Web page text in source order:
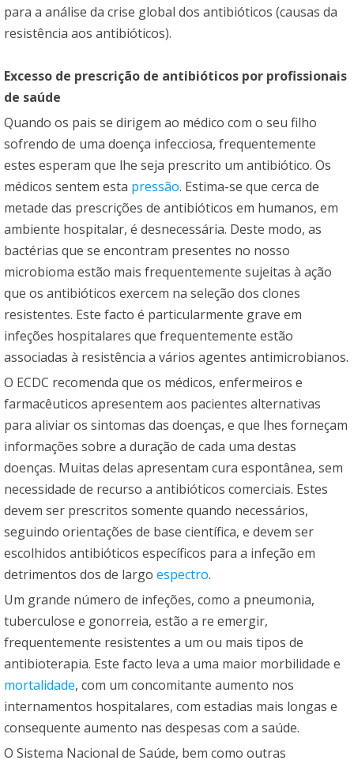
para a análise da crise global dos antibióticos (causas da
resistência aos antibióticos).
Excesso de prescrição de antibióticos por profissionais
de saúde
Quando os pais se dirigem ao médico com o seu filho
sofrendo de uma doença infecciosa, frequentemente
estes esperam que lhe seja prescrito um antibiótico. Os
médicos sentem esta pressão. Estima-se que cerca de
metade das prescrições de antibióticos em humanos, em
ambiente hospitalar, é desnecessária. Deste modo, as
bactérias que se encontram presentes no nosso
microbioma estão mais frequentemente sujeitas à ação
que os antibióticos exercem na seleção dos clones
resistentes. Este facto é particularmente grave em
infeções hospitalares que frequentemente estão
associadas à resistência a vários agentes antimicrobianos.
O ECDC recomenda que os médicos, enfermeiros e
farmacêuticos apresentem aos pacientes alternativas
para aliviar os sintomas das doenças, e que lhes forneçam
informações sobre a duração de cada uma destas
doenças. Muitas delas apresentam cura espontânea, sem
necessidade de recurso a antibióticos comerciais. Estes
devem ser prescritos somente quando necessários,
seguindo orientações de base científica, e devem ser
escolhidos antibióticos específicos para a infeção em
detrimentos dos de largo espectro.
Um grande número de infeções, como a pneumonia,
tuberculose e gonorreia, estão a re emergir,
frequentemente resistentes a um ou mais tipos de
antibioterapia. Este facto leva a uma maior morbilidade e
mortalidade, com um concomitante aumento nos
internamentos hospitalares, com estadias mais longas e
consequente aumento nas despesas com a saúde.
O Sistema Nacional de Saúde, bem como outras